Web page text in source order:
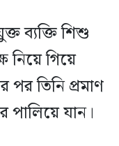
ব্যক্তি শিশু
নিয়ে গিয়ে
তিনি প্রমাণ
পালিয়ে যান।